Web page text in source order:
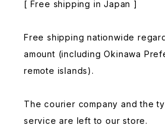
[ Free shipping in Japan ]
Free shipping nationwide
amount (including Okinawa
remote islands).
The courier company and the
service are left to our store.